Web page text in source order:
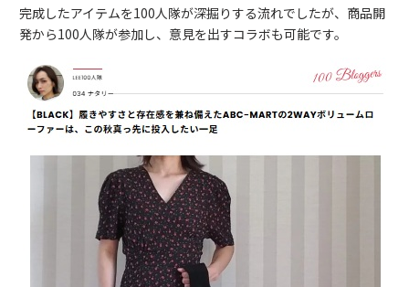
完成したアイテムを100人隊が深掘りする流れでしたが、商品開
発から100人隊が参加し、意見を出すコラボも可能です。